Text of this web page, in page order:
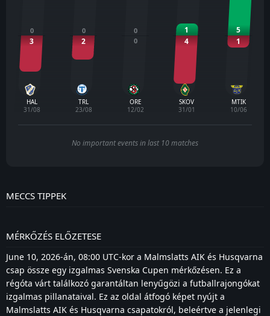
0
3
HAL
31/08
0
2
TRL
23/08
0
0
ORE
12/02
1
4
SKOV
31/01
5
1
MTIK
10/06
No important events in last 10 matches
MECCS TIPPEK
MÉRKŐZÉS ELŐZETESE
June 10, 2026-án, 08:00 UTC-kor a Malmslatts AIK és Husqvarna
csap össze egy izgalmas Svenska Cupen mérkőzésen. Ez a
régóta várt találkozó garantáltan lenyűgözi a futballrajongókat
izgalmas pillanataival. Ez az oldal átfogó képet nyújt a
Malmslatts AIK és Husqvarna csapatokról, beleértve a jelenlegi